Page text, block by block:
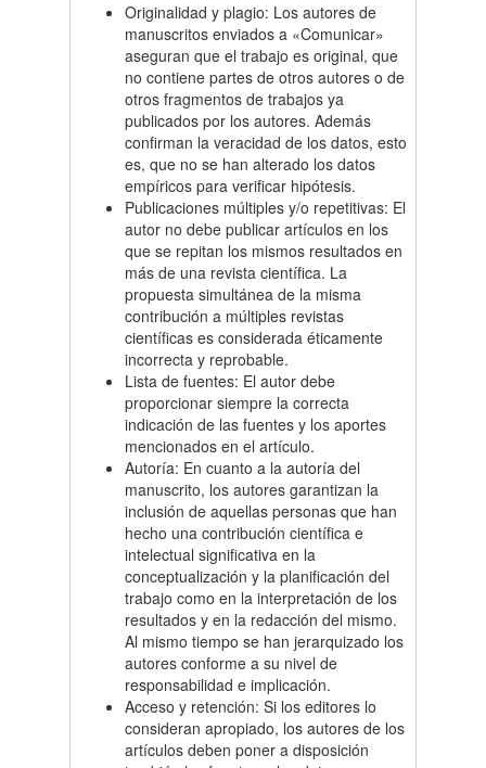
Originalidad y plagio: Los autores de
manuscritos enviados a «Comunicar»
aseguran que el trabajo es original, que
no contiene partes de otros autores o de
otros fragmentos de trabajos ya
publicados por los autores. Además
confirman la veracidad de los datos, esto
es, que no se han alterado los datos
empíricos para verificar hipótesis.
Publicaciones múltiples y/o repetitivas: El
autor no debe publicar artículos en los
que se repitan los mismos resultados en
más de una revista científica. La
propuesta simultánea de la misma
contribución a múltiples revistas
científicas es considerada éticamente
incorrecta y reprobable.
Lista de fuentes: El autor debe
proporcionar siempre la correcta
indicación de las fuentes y los aportes
mencionados en el artículo.
Autoría: En cuanto a la autoría del
manuscrito, los autores garantizan la
inclusión de aquellas personas que han
hecho una contribución científica e
intelectual significativa en la
conceptualización y la planificación del
trabajo como en la interpretación de los
resultados y en la redacción del mismo.
Al mismo tiempo se han jerarquizado los
autores conforme a su nivel de
responsabilidad e implicación.
Acceso y retención: Si los editores lo
consideran apropiado, los autores de los
artículos deben poner a disposición